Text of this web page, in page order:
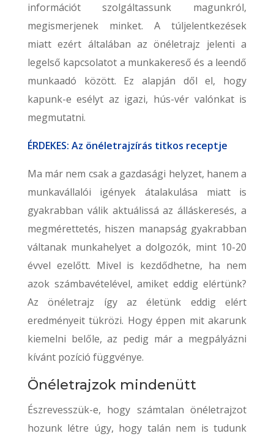
információt szolgáltassunk magunkról,
megismerjenek minket. A túljelentkezések
miatt ezért általában az önéletrajz jelenti a
legelső kapcsolatot a munkakereső és a leendő
munkaadó között. Ez alapján dől el, hogy
kapunk-e esélyt az igazi, hús-vér valónkat is
megmutatni.
ÉRDEKES: Az önéletrajzírás titkos receptje
Ma már nem csak a gazdasági helyzet, hanem a
munkavállalói igények átalakulása miatt is
gyakrabban válik aktuálissá az álláskeresés, a
megmérettetés, hiszen manapság gyakrabban
váltanak munkahelyet a dolgozók, mint 10-20
évvel ezelőtt. Mivel is kezdődhetne, ha nem
azok számbavételével, amiket eddig elértünk?
Az önéletrajz így az életünk eddig elért
eredményeit tükrözi. Hogy éppen mit akarunk
kiemelni belőle, az pedig már a megpályázni
kívánt pozíció függvénye.
Önéletrajzok mindenütt
Észrevesszük-e, hogy számtalan önéletrajzot
hozunk létre úgy, hogy talán nem is tudunk